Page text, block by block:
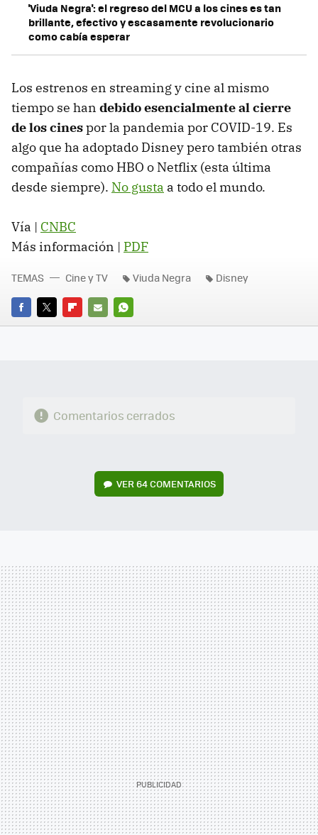
'Viuda Negra': el regreso del MCU a los cines es tan
brillante, efectivo y escasamente revolucionario
como cabía esperar
Los estrenos en streaming y cine al mismo
tiempo se han debido esencialmente al cierre
de los cinespor la pandemia por COVID-19. Es
algo que ha adoptado Disney pero también otras
compañías como HBO o Netflix (esta última
desde siempre). No gusta a todo el mundo.
Vía | CNBC
Más información | PDF
FACEBOOK
TWITTERFLIPBOARD
E-
WHATSAPP
TEMAS Cine y TV Viuda Negra Disney
Comentarios cerrados
VER64 COMENTARIOS